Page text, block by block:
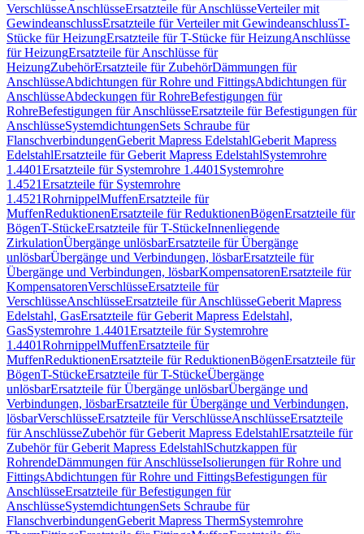
VerschlüsseAnschlüsseErsatzteile für AnschlüsseVerteiler mit
GewindeanschlussErsatzteile für Verteiler mit GewindeanschlussT-
Stücke für HeizungErsatzteile für T-Stücke für HeizungAnschlüsse
für HeizungErsatzteile für Anschlüsse für
HeizungZubehörErsatzteile für ZubehörDämmungen für
AnschlüsseAbdichtungen für Rohre und FittingsAbdichtungen für
AnschlüsseAbdeckungen für RohreBefestigungen für
RohreBefestigungen für AnschlüsseErsatzteile für Befestigungen für
AnschlüsseSystemdichtungenSets Schraube für
FlanschverbindungenGeberit Mapress EdelstahlGeberit Mapress
EdelstahlErsatzteile für Geberit Mapress EdelstahlSystemrohre
1.4401Ersatzteile für Systemrohre 1.4401 Systemrohre
1.4521Ersatzteile für Systemrohre
1.4521RohrnippelMuffenErsatzteile für
MuffenReduktionenErsatzteile für ReduktionenBögenErsatzteile für
BögenT-StückeErsatzteile für T-StückeInnenliegende
ZirkulationÜbergänge unlösbarErsatzteile für Übergänge
unlösbarÜbergänge und Verbindungen, lösbarErsatzteile für
Übergänge und Verbindungen, lösbarKompensatorenErsatzteile für
KompensatorenVerschlüsseErsatzteile für
VerschlüsseAnschlüsseErsatzteile für AnschlüsseGeberit Mapress
Edelstahl, GasErsatzteile für Geberit Mapress Edelstahl,
GasSystemrohre 1.4401Ersatzteile für Systemrohre
1.4401RohrnippelMuffenErsatzteile für
MuffenReduktionenErsatzteile für ReduktionenBögenErsatzteile für
BögenT-StückeErsatzteile für T-StückeÜbergänge
unlösbarErsatzteile für Übergänge unlösbarÜbergänge und
Verbindungen, lösbarErsatzteile für Übergänge und Verbindungen,
lösbarVerschlüsseErsatzteile für VerschlüsseAnschlüsseErsatzteile
für AnschlüsseZubehör für Geberit Mapress EdelstahlErsatzteile für
Zubehör für Geberit Mapress EdelstahlSchutzkappen für
RohrendeDämmungen für AnschlüsseIsolierungen für Rohre und
FittingsAbdichtungen für Rohre und FittingsBefestigungen für
AnschlüsseErsatzteile für Befestigungen für
AnschlüsseSystemdichtungenSets Schraube für
FlanschverbindungenGeberit Mapress ThermSystemrohre